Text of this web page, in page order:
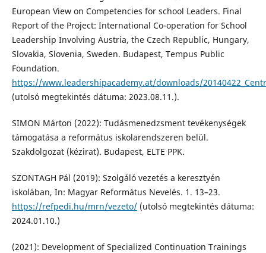
European View on Competencies for school Leaders. Final
Report of the Project: International Co-operation for School
Leadership Involving Austria, the Czech Republic, Hungary,
Slovakia, Slovenia, Sweden. Budapest, Tempus Public
Foundation.
https://www.leadershipacademy.at/downloads/
(utolsó megtekintés dátuma: 2023.08.11.).
SIMON Márton (2022): Tudásmenedzsment tevékenységek
támogatása a református iskolarendszeren belül.
Szakdolgozat (kézirat). Budapest, ELTE PPK.
SZONTAGH Pál (2019): Szolgáló vezetés a keresztyén
iskolában, In: Magyar Református Nevelés. 1. 13–23.
https://refpedi.hu/mrn/vezeto/(utolsó megtekintés dátuma:
2024.01.10.)
(2021): Development of Specialized Continuation Trainings